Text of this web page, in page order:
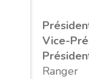
Vice-
Ranger